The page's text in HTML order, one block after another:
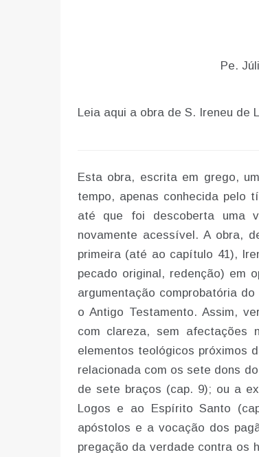
Pe.
Leia aqui a obra de S. Ireneu de
Esta obra, escrita em grego,
tempo, apenas conhecida pelo
até que foi descoberta uma
novamente acessível. A obra,
primeira (até ao capítulo 41),
pecado original, redenção) em
argumentação comprobatória
o Antigo Testamento. Assim,
com clareza, sem afectações
elementos teológicos próximos
relacionada com os sete dons
de sete braços (cap. 9); ou a
Logos e ao Espírito Santo
apóstolos e a vocação dos
pregação da verdade contra os